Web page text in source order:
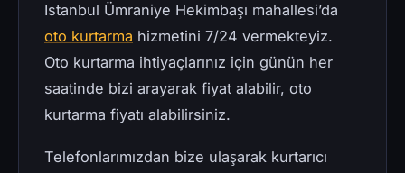
Istanbul Ümraniye Hekimbaşı mahallesi’da
oto kurtarma hizmetini 7/24 vermekteyiz.
Oto kurtarma ihtiyaçlarınız için günün her
saatinde bizi arayarak fiyat alabilir, oto
kurtarma fiyatı alabilirsiniz.
Telefonlarımızdan bize ulaşarak kurtarıcı